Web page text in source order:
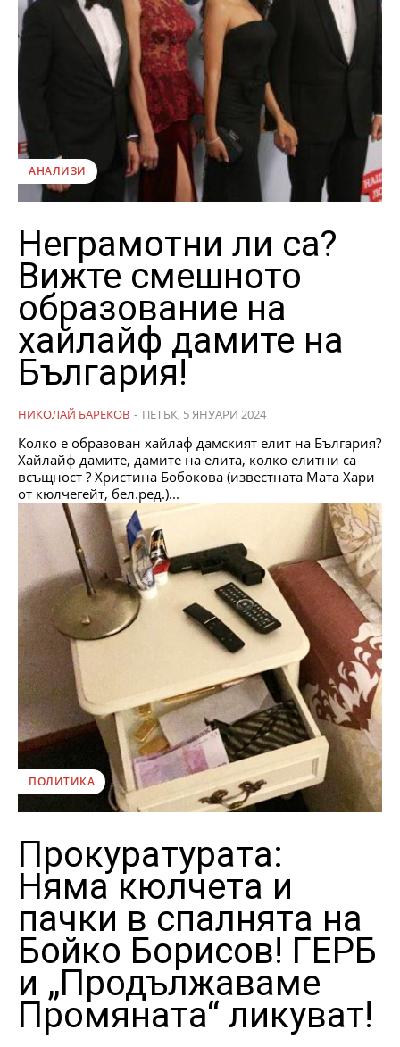
АНАЛИЗИ
Неграмотни ли са?
Вижте смешното
образование на
хайлайф дамите на
България!
НИКОЛАЙ БАРЕКОВ - ПЕТЪК, 5 ЯНУАРИ 2024
Колко е образован хайлаф дамският елит на България?
Хайлайф дамите, дамите на елита, колко елитни са
всъщност ? Христина Бобокова (известната Мата Хари
от кюлчегейт, бел.ред.)...
ПОЛИТИКА
Прокуратурата:
Няма кюлчета и
пачки в спалнята на
Бойко Борисов! ГЕРБ
и „Продължаваме
Промяната“ ликуват!